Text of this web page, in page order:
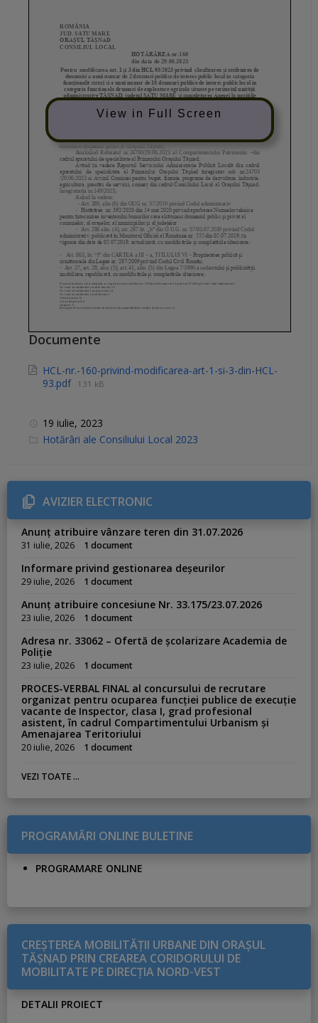
View in Full Screen
Documente
HCL-nr.-160-privind-modificarea-art-1-si-3-din-HCL-
93.pdf 131 kB
19 iulie, 2023
C
r
i
e
s
Hotărâri ale Consiliului Local 2023
AVIZIER ELECTRONIC
Anunț atribuire vânzare teren din 31.07.2026
31 iulie, 2026 1 document
Informare privind gestionarea deșeurilor
29 iulie, 2026 1 document
Anunț atribuire concesiune Nr. 33.175/23.07.2026
23 iulie, 2026 1 document
Adresa nr. 33062 – Ofertă de școlarizare Academia de
Poliție
23 iulie, 2026 1 document
PROCES-VERBAL FINAL al concursului de recrutare
organizat pentru ocuparea funcției publice de execuție
vacante de Inspector, clasa I, grad profesional
asistent, în cadrul Compartimentului Urbanism și
Amenajarea Teritoriului
20 iulie, 2026 1 document
VEZI TOATE ...
PROGRAMĂRI ONLINE BULETINE
PROGRAMARE ONLINE
CREŞTEREA MOBILITĂŢII URBANE DIN ORAŞUL
TĂŞNAD PRIN CREAREA CORIDORULUI DE
MOBILITATE PE DIRECŢIA NORD-VEST
DETALII PROIECT